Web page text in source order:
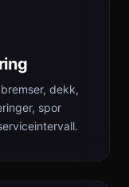
dekk,
spor